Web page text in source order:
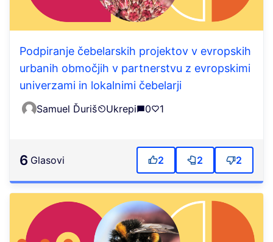
Podpiranje čebelarskih projektov v evropskih
urbanih območjih v partnerstvu z evropskimi
univerzami in lokalnimi čebelarji
Samuel Ďuriš Ukrepi 0 1
6 Glasovi 2 2 2